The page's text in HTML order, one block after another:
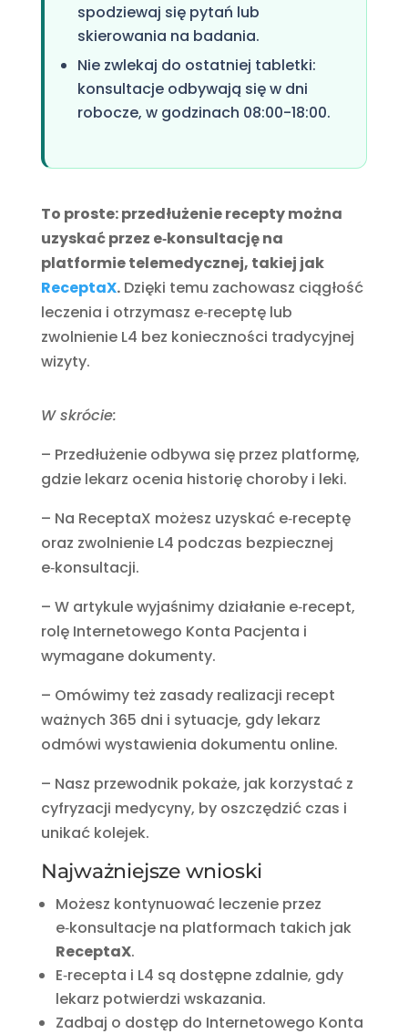
spodziewaj się pytań lub
skierowania na badania.
Nie zwlekaj do ostatniej tabletki:
konsultacje odbywają się w dni
robocze, w godzinach 08:00-18:00.
To proste: przedłużenie recepty można
uzyskać przez e‑konsultację na
platformie telemedycznej, takiej jak
ReceptaX.Dzięki temu zachowasz ciągłość
leczenia i otrzymasz e‑receptę lub
zwolnienie L4 bez konieczności tradycyjnej
wizyty.
W skrócie:
– Przedłużenie odbywa się przez platformę,
gdzie lekarz ocenia historię choroby i leki.
– Na ReceptaX możesz uzyskać e‑receptę
oraz zwolnienie L4 podczas bezpiecznej
e‑konsultacji.
– W artykule wyjaśnimy działanie e‑recept,
rolę Internetowego Konta Pacjenta i
wymagane dokumenty.
– Omówimy też zasady realizacji recept
ważnych 365 dni i sytuacje, gdy lekarz
odmówi wystawienia dokumentu online.
– Nasz przewodnik pokaże, jak korzystać z
cyfryzacji medycyny, by oszczędzić czas i
unikać kolejek.
Najważniejsze wnioski
Możesz kontynuować leczenie przez
e‑konsultacje na platformach takich jak
ReceptaX.
E‑recepta i L4 są dostępne zdalnie, gdy
lekarz potwierdzi wskazania.
Zadbaj o dostęp do Internetowego Konta